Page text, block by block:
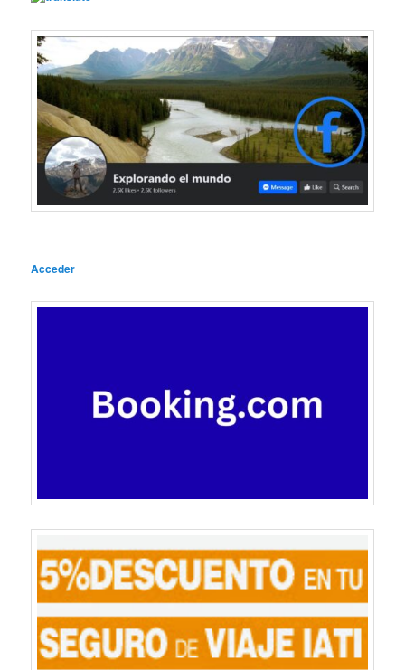
Acceder